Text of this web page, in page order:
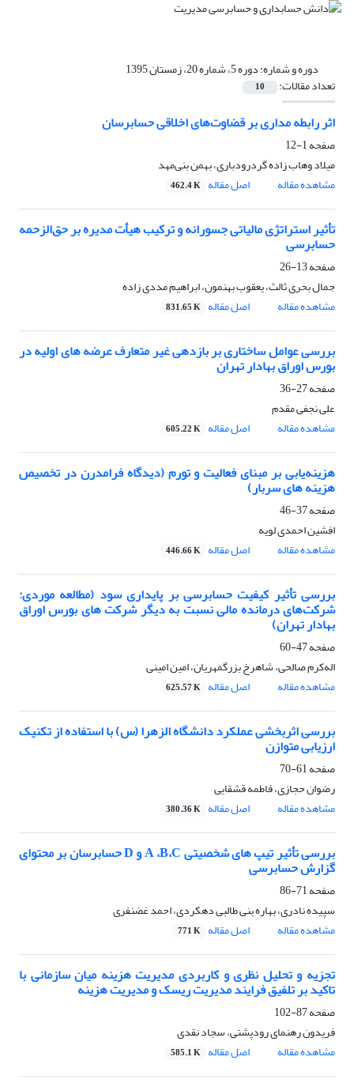
دوره و شماره:دوره 5، شماره 20، زمستان 1395
تعداد مقالات: 10
اثر رابطه مداری بر قضاوت‌های اخلاقی حسابرسان
صفحه1-12
میلاد وهاب زاده گردرودباری، بهمن بنی‌مهد
مشاهده مقاله
اصل مقاله 462.4 K
تأثیر استراتژی مالیاتی جسورانه و ترکیب هیأت مدیره بر حق‌الزحمه
حسابرسی
صفحه13-26
جمال بحری ثالث، یعقوب بهنمون، ابراهیم مددی زاده
مشاهده مقاله
اصل مقاله 831.65 K
بررسی عوامل ساختاری بر بازدهی غیر متعارف عرضه های اولیه در
بورس اوراق بهادار تهران
صفحه27-36
علی نجفی مقدم
مشاهده مقاله
اصل مقاله 605.22 K
هزینه‌یابی بر مبنای فعالیت و تورم (دیدگاه فرامدرن در تخصیص
هزینه های سربار)
صفحه37-46
افشین احمدی لویه
مشاهده مقاله
اصل مقاله 446.66 K
بررسی تأثیر کیفیت حسابرسی بر پایداری سود (مطالعه موردی:
شرکت‌های درمانده مالی نسبت به دیگر شرکت های بورس اوراق
بهادار تهران)
صفحه47-60
اله‌کرم صالحی، شاهرخ بزرگمهریان، امین امینی
مشاهده مقاله
اصل مقاله 625.57 K
بررسی اثربخشی عملکرد دانشگاه الزهرا (س) با استفاده از تکنیک
ارزیابی متوازن
صفحه61-70
رضوان حجازی، فاطمه قشقایی
مشاهده مقاله
اصل مقاله 380.36 K
بررسی تأثیر تیپ های شخصیتی A ،B،C و D حسابرسان بر محتوای
گزارش حسابرسی
صفحه71-86
سپیده نادری، بهاره بنی طالبی دهکردی، احمد غضنفری
مشاهده مقاله
اصل مقاله 771 K
تجزیه و تحلیل نظری و کاربردی مدیریت هزینه میان سازمانی با
تاکید بر تلفیق فرایند مدیریت ریسک و مدیریت هزینه
صفحه87-102
فریدون رهنمای رودپشتی، سجاد نقدی
مشاهده مقاله
اصل مقاله 585.1 K